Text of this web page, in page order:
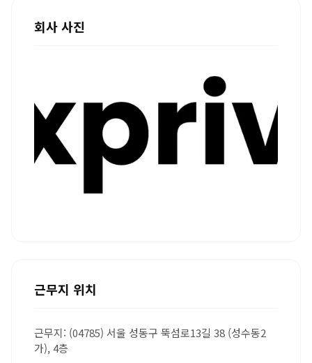
회사 사진
근무지 위치
근무지: (04785) 서울 성동구 뚝섬로13길 38 (성수동2
가), 4층